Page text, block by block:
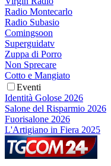
Radio Montecarlo
Radio Subasio
Comingsoon
Superguidatv
Zuppa di Porro
Non Sprecare
Cotto e Mangiato
Eventi
Identità Golose 2026
Salone del Risparmio 2026
Fuorisalone 2026
L'Artigiano in Fiera 2025